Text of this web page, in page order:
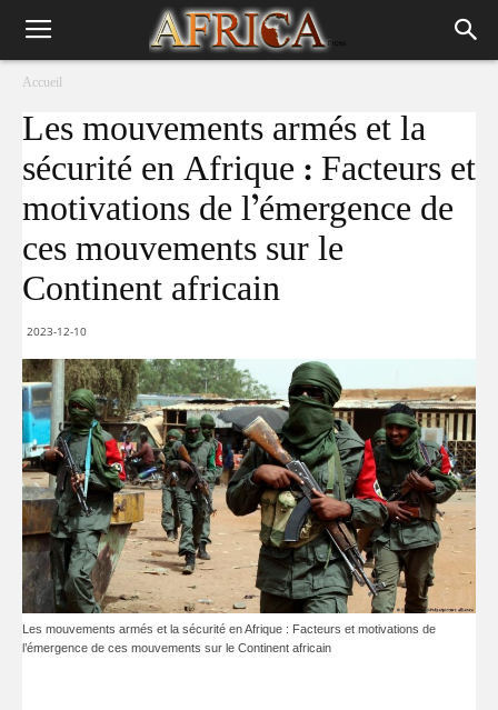
Accueil
Les mouvements armés et la
sécurité en Afrique : Facteurs et
motivations de l’émergence de
ces mouvements sur le
Continent africain
2023-12-10
Les mouvements armés et la sécurité en Afrique : Facteurs et motivations de
l’émergence de ces mouvements sur le Continent africain